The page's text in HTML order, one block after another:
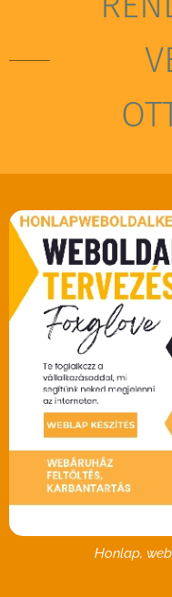
Honlap,